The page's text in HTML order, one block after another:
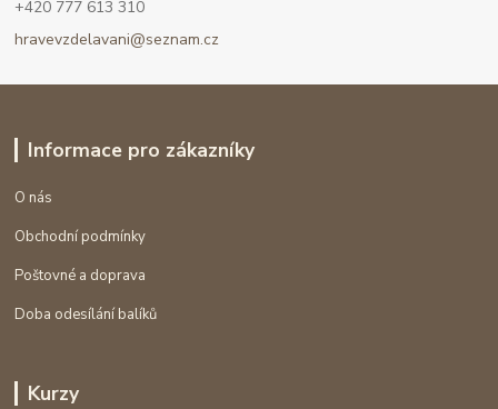
+420 777 613 310
hravevzdelavani@seznam.cz
Informace pro zákazníky
O nás
Obchodní podmínky
Poštovné a doprava
Doba odesílání balíků
Kurzy